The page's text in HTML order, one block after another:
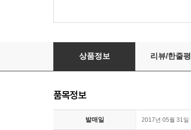
Joni Mitchell - Hits (SHM-CD)(일본반)
상품정보 리뷰/한줄평
품목정보
발매일 2017년 05월 31일